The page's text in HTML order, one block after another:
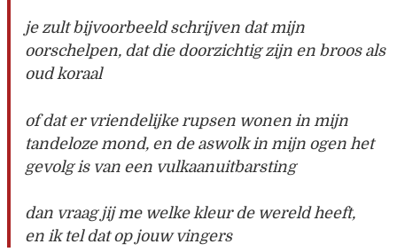
je zult bijvoorbeeld schrijven dat mijn
oorschelpen, dat die doorzichtig zijn en broos als
oud koraal
of dat er vriendelijke rupsen wonen in mijn
tandeloze mond, en de aswolk in mijn ogen het
gevolg is van een vulkaanuitbarsting
dan vraag jij me welke kleur de wereld heeft,
en ik tel dat op jouw vingers